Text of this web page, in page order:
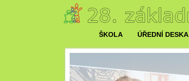
ŠKOLA ÚŘEDNÍ DESKA